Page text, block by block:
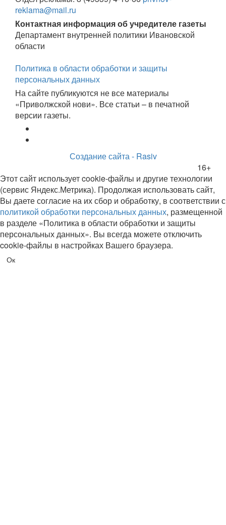
reklama@mail.ru
Контактная информация об учредителе газеты
Департамент внутренней политики Ивановской
области
Политика в области обработки и защиты
персональных данных
На сайте публикуются не все материалы
«Приволжской нови». Все статьи – в печатной
версии газеты.
Создание сайта - Rasiv
16+
Этот сайт использует cookie-файлы и другие технологии
(сервис Яндекс.Метрика). Продолжая использовать сайт,
Вы даете согласие на их сбор и обработку, в соответствии с
политикой обработки персональных данных, размещенной
в разделе «Политика в области обработки и защиты
персональных данных». Вы всегда можете отключить
cookie-файлы в настройках Вашего браузера.
Ок